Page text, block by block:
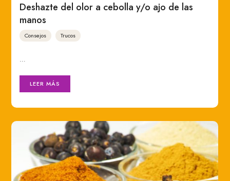
Deshazte del olor a cebolla y/o ajo de las
manos
Consejos Trucos
…
LEER MÁS